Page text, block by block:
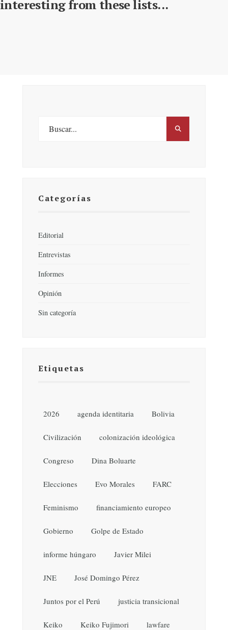
interesting from these lists...
Categorías
Editorial
Entrevistas
Informes
Opinión
Sin categoría
Etiquetas
2026 agenda identitaria Bolivia
Civilización colonización ideológica
Congreso Dina Boluarte
Elecciones Evo Morales FARC
Feminismo financiamiento europeo
Gobierno Golpe de Estado
informe húngaro Javier Milei
JNE José Domingo Pérez
Juntos por el Perú justicia transicional
Keiko Keiko Fujimori lawfare